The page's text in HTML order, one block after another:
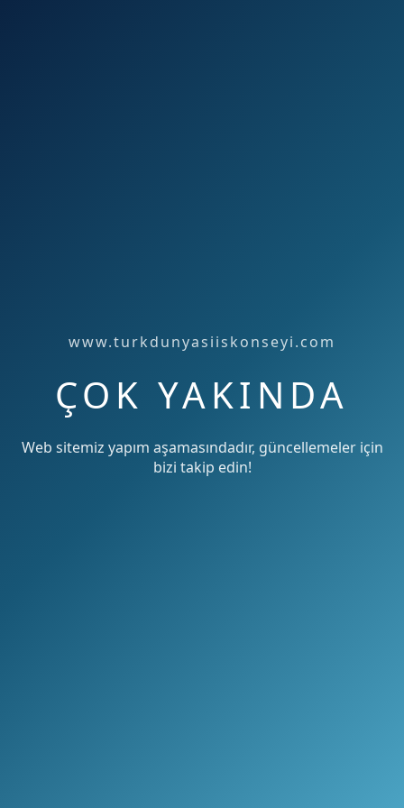
www.turkdunyasiiskonseyi.com
ÇOK YAKINDA
Web sitemiz yapım aşamasındadır, güncellemeler için
bizi takip edin!